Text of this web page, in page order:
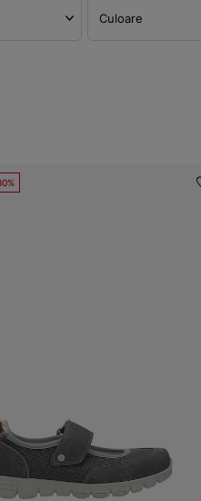
Culoare